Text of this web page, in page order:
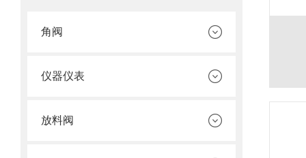
角阀
仪器仪表
放料阀